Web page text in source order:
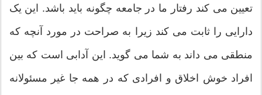
تعیین می کند رفتار ما در جامعه چگونه باید باشد. این یک
دارایی را ثابت می کند زیرا به صراحت در مورد آنچه که
منطقی می داند به شما می گوید. این آدابی است که بین
افراد خوش اخلاق و افرادی که در همه جا غیر مسئولانه